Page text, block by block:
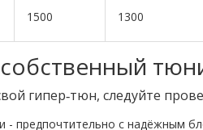
1500 1300
гипер‑тюн, следуйте
предпочтительно с надёжным